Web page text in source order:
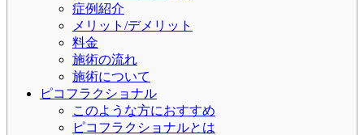
症例紹介
メリット/デメリット
料金
施術の流れ
施術について
ピコフラクショナル
このような方におすすめ
ピコフラクショナルとは